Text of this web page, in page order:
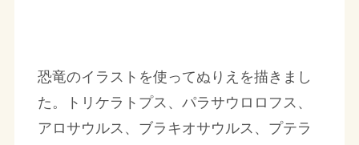
恐竜のイラストを使ってぬりえを描きまし
た。トリケラトプス、パラサウロロフス、
アロサウルス、ブラキオサウルス、プテラ